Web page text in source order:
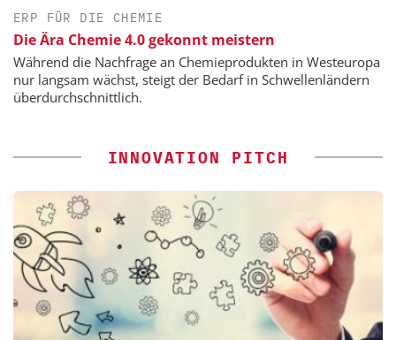
ERP FÜR DIE CHEMIE
Die Ära Chemie 4.0 gekonnt meistern
Während die Nachfrage an Chemieprodukten in Westeuropa
nur langsam wächst, steigt der Bedarf in Schwellenländern
überdurchschnittlich.
INNOVATION PITCH